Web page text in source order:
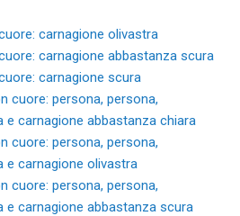
carnagione olivastra
carnagione abbastanza scura
carnagione scura
cuore: persona, persona,
e carnagione abbastanza chiara
cuore: persona, persona,
e carnagione olivastra
cuore: persona, persona,
e carnagione abbastanza scura